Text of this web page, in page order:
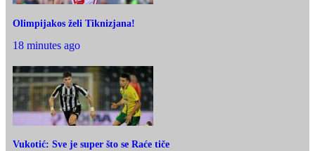
Olimpijakos želi Tiknizjana!
18 minutes ago
Vukotić: Sve je super što se Raće tiče